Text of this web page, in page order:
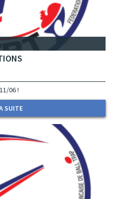
06 !
SUITE